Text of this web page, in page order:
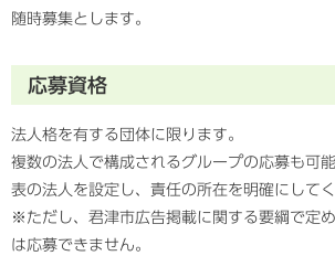
随時募集とします。
応募資格
法人格を有する団体に限ります。
複数の法人で構成されるグループの応募も可
表の法人を設定し、責任の所在を明確にしてく
※ただし、君津市広告掲載に関する要綱で定
は応募できません。